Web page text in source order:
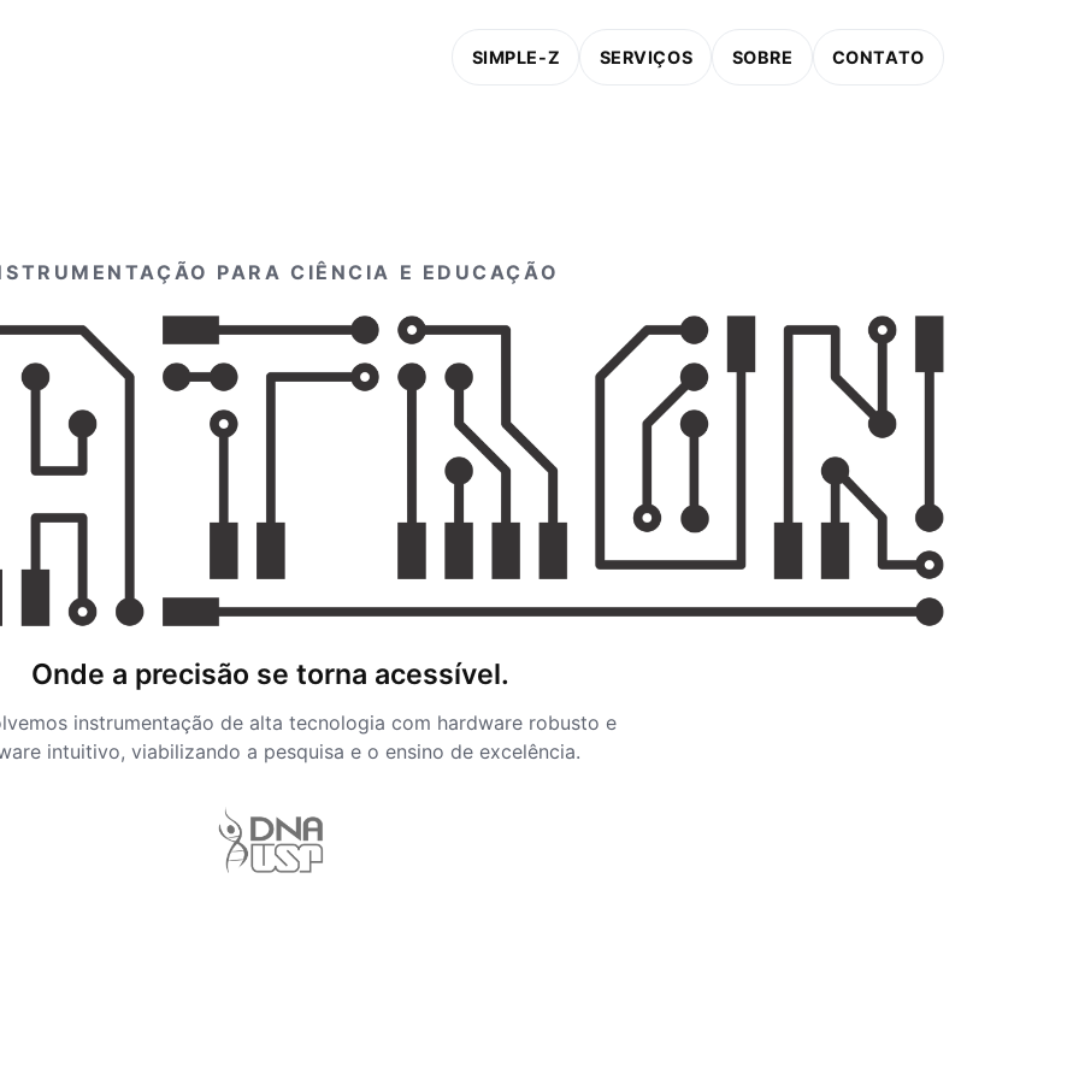
SIMPLE-Z SERVIÇOS SOBRE CONTATO
PARA CIÊNCIA E EDUCAÇÃO
Onde a precisão se torna acessível.
instrumentação de alta tecnologia com hardware robusto e
intuitivo, viabilizando a pesquisa e o ensino de excelência.